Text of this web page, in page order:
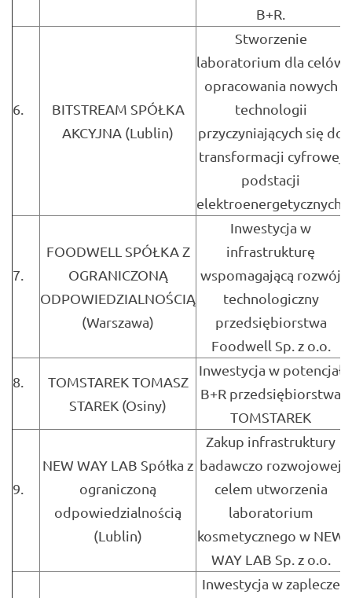
B+R.
6.
BITSTREAM SPÓŁKA
AKCYJNA (Lublin)
Stworzenie
laboratorium dla celów
opracowania nowych
technologii
przyczyniających się do
transformacji cyfrowej
podstacji
elektroenergetycznych.
7.
FOODWELL SPÓŁKA Z
OGRANICZONĄ
ODPOWIEDZIALNOŚCIĄ
(Warszawa)
Inwestycja w
infrastrukturę
wspomagającą rozwój
technologiczny
przedsiębiorstwa
Foodwell Sp. z o.o.
8.
TOMSTAREK TOMASZ
STAREK (Osiny)
Inwestycja w potencjał
B+R przedsiębiorstwa
TOMSTAREK
9.
NEW WAY LAB Spółka z
ograniczoną
odpowiedzialnością
(Lublin)
Zakup infrastruktury
badawczo rozwojowej
celem utworzenia
laboratorium
kosmetycznego w NEW
WAY LAB Sp. z o.o.
Inwestycja w zaplecze